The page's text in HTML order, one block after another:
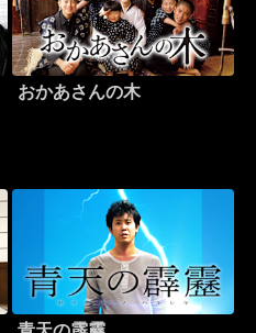
おかあさんの木